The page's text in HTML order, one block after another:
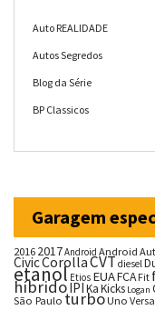
Auto REALIDADE
Autos Segredos
Blog da Série
BP Classicos
Garagem
20162017Android Android
CivicCorollaCVTdiesel
etanol Etios EUAFCA Fit
híbridoIPIKaKicks Logan
São Paulo turboUno Versa